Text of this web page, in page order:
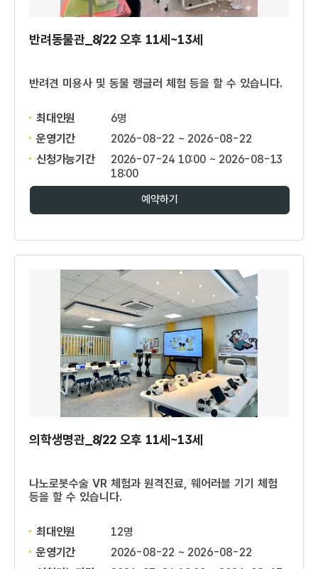
반려동물관_8/22 오후 11세~13세
반려견 미용사 및 동물 랭글러 체험 등을 할 수 있습니다.
최대인원
6명
운영기간
2026-08-22 ~ 2026-08-22
신청가능기간
2026-07-24 10:00 ~ 2026-08-13
18:00
예약하기
의학생명관_8/22 오후 11세~13세
나노로봇수술 VR 체험과 원격진료, 웨어러블 기기 체험
등을 할 수 있습니다.
최대인원
12명
운영기간
2026-08-22 ~ 2026-08-22